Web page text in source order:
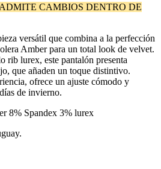
CAMBIOS DENTRO DE
versátil que combina a la perfección
Amber para un total look de velvet.
rib lurex, este pantalón presenta
que añaden un toque distintivo.
ofrece un ajuste cómodo y
de invierno.
8% Spandex 3% lurex